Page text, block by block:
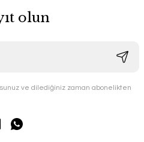
olun
ve dilediğiniz zaman abonelikten